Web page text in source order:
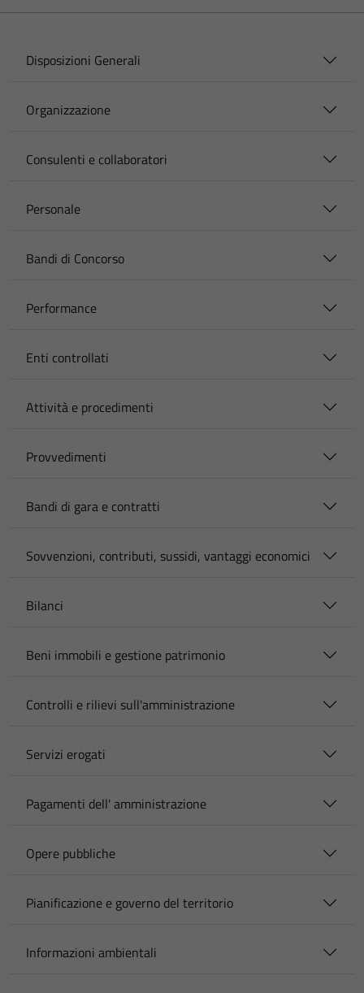
Disposizioni Generali
Organizzazione
Consulenti e collaboratori
Personale
Bandi di Concorso
Performance
Enti controllati
Attività e procedimenti
Provvedimenti
Bandi di gara e contratti
Sovvenzioni, contributi, sussidi, vantaggi economici
Bilanci
Beni immobili e gestione patrimonio
Controlli e rilievi sull'amministrazione
Servizi erogati
Pagamenti dell' amministrazione
Opere pubbliche
Pianificazione e governo del territorio
Informazioni ambientali